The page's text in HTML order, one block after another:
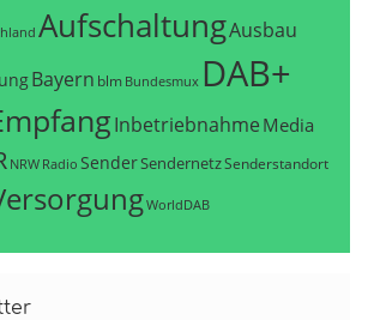
AufschaltungAusbau
Bayern blm Bundesmux DAB+
Inbetriebnahme Media
NRW Radio SenderSendernetzSenderstandort
WorldDAB